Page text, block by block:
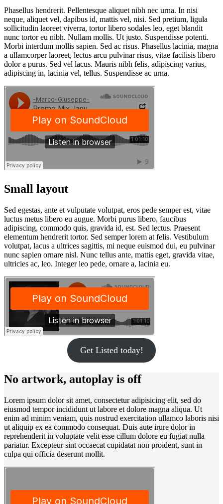
Phasellus hendrerit. Pellentesque aliquet nibh nec urna. In nisi
neque, aliquet vel, dapibus id, mattis vel, nisi. Sed pretium, ligula
sollicitudin laoreet viverra, tortor libero sodales leo, eget blandit
nunc tortor eu nibh. Nullam mollis. Ut justo. Suspendisse potenti.
Morbi interdum mollis sapien. Sed ac risus. Phasellus lacinia, magna
a ullamcorper laoreet, lectus arcu pulvinar risus, vitae facilisis libero
dolor a purus. Sed vel lacus. Mauris nibh felis, adipiscing varius,
adipiscing in, lacinia vel, tellus. Suspendisse ac urna.
Small layout
Sed egestas, ante et vulputate volutpat, eros pede semper est, vitae
luctus metus libero eu augue. Morbi purus libero, faucibus
adipiscing, commodo quis, gravida id, est. Sed lectus. Praesent
elementum hendrerit tortor. Sed semper lorem at felis. Vestibulum
volutpat, lacus a ultrices sagittis, mi neque euismod dui, eu pulvinar
nunc sapien ornare nisl. Nunc tellus ante, mattis eget, gravida vitae,
ultricies ac, leo. Integer leo pede, ornare a, lacinia eu.
Get Listed today!
No artwork, autoplay is off
Lorem ipsum dolor sit amet, consectetur adipisicing elit, sed do
eiusmod tempor incididunt ut labore et dolore magna aliqua. Ut
enim ad minim veniam, quis nostrud exercitation ullamco laboris nisi
ut aliquip ex ea commodo consequat. Duis aute irure dolor in
reprehenderit in voluptate velit esse cillum dolore eu fugiat nulla
pariatur. Excepteur sint occaecat cupidatat non proident, sunt in
culpa qui officia deserunt mollit.